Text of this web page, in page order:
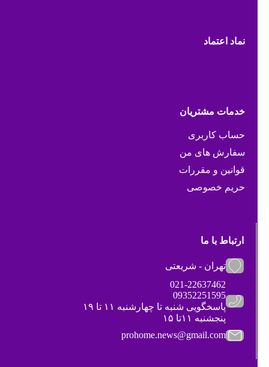
نماد اعتماد
خدمات مشتریان
حساب کاربری
سفارش های من
قوانین و مقررات
حریم خصوصی
ارتباط با ما
تهران - شریعتی
021-22637462
09352251595
پاسخگویی شنبه تا چهارشنبه ۱۱ تا ۱۹
پنجشنبه ۱۱تا ۱۵
prohome.news@gmail.com